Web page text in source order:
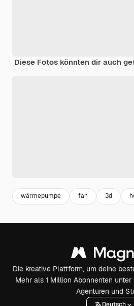
Diese Fotos könnten dir auch
wärmepumpe fan 3d
Die kreative Plattform, um deine
Mehr als 1 Million Abonnenten unter
Agenturen und